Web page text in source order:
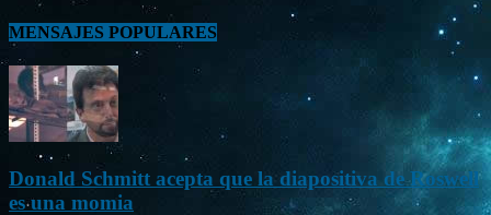
MENSAJES POPULARES
Donald Schmitt acepta que la diapositiva de Roswell
es una momia